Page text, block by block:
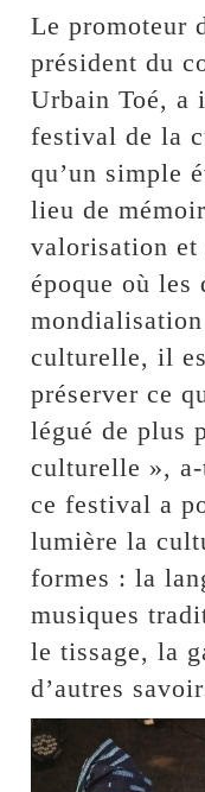
Le promoteur
président du
Urbain Toé, a
festival de la
qu’un simple
lieu de
valorisation et
époque où les
mondialisation
culturelle, il
préserver ce
légué de plus
culturelle »,
ce festival a
lumière la
formes : la
musiques
le tissage, la
d’autres